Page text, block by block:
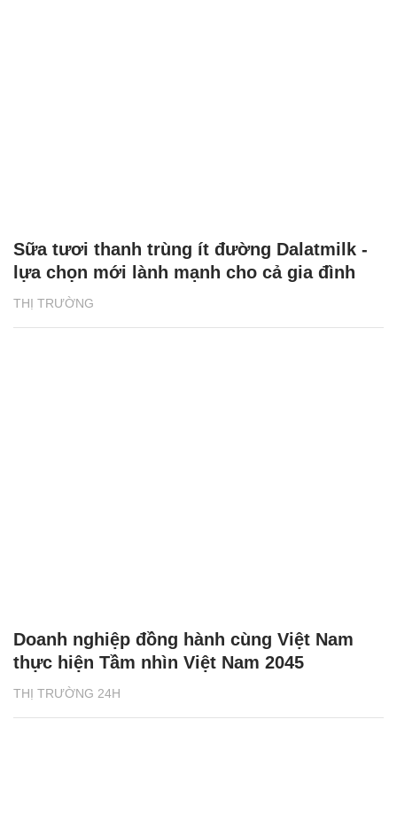
THỊ TRƯỜNG
Sữa tươi thanh trùng ít đường Dalatmilk -
lựa chọn mới lành mạnh cho cả gia đình
THỊ TRƯỜNG 24H
Doanh nghiệp đồng hành cùng Việt Nam
thực hiện Tầm nhìn Việt Nam 2045